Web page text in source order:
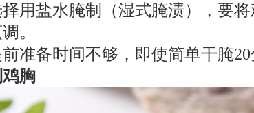
用盐水腌制（湿式腌渍），要
。
准备时间不够，即使简单干腌20
鸡胸